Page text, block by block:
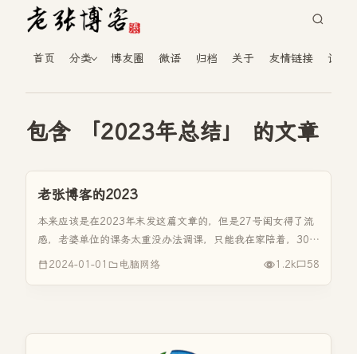
首页 分类 博友圈 微语 归档 关于 友情链接 读者
包含 「2023年总结」 的文章
老张博客的2023
本来应该是在2023年末发这篇文章的，但是27号闺女得了流
感，老婆单位的课务太重没办法调课，只能我在家陪着，30号
高烧才退下去。现在孩子生病家长也是很纠结的，诊所医生建
2024-01-01 电脑网络 1.2k 58